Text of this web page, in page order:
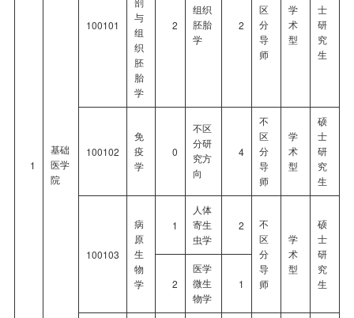
1
基础
医学
院
100101
与
组
织
胚
胎
学
2
组织
胚胎
学
2
区
分
导
师
学
术
型
士
研
究
生
100102
免
疫
学
0
不区
分研
究方
向
4
不
区
分
导
师
学
术
型
硕
士
研
究
生
100103
病
原
生
物
学
1
人体
寄生
虫学
2
不
区
分
导
师
学
术
型
硕
士
研
究
生
2
医学
微生
物学
1